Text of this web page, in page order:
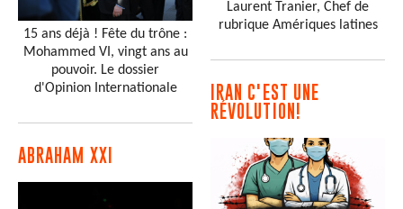
15 ans déjà ! Fête du trône :
Mohammed VI, vingt ans au
pouvoir. Le dossier
d'Opinion Internationale
ABRAHAM XXI
Laurent Tranier, Chef de
rubrique Amériques latines
IRAN C'EST UNE
RÉVOLUTION!